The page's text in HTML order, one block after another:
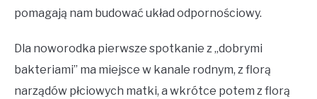
pomagają nam budować układ odpornościowy.
Dla noworodka pierwsze spotkanie z „dobrymi
bakteriami” ma miejsce w kanale rodnym, z florą
narządów płciowych matki, a wkrótce potem z florą